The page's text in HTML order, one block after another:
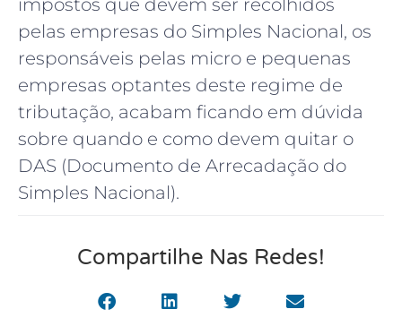
impostos que devem ser recolhidos
pelas empresas do Simples Nacional, os
responsáveis pelas micro e pequenas
empresas optantes deste regime de
tributação, acabam ficando em dúvida
sobre quando e como devem quitar o
DAS (Documento de Arrecadação do
Simples Nacional).
Compartilhe Nas Redes!